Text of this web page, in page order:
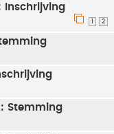
Inschrijving
1 2
Stemming